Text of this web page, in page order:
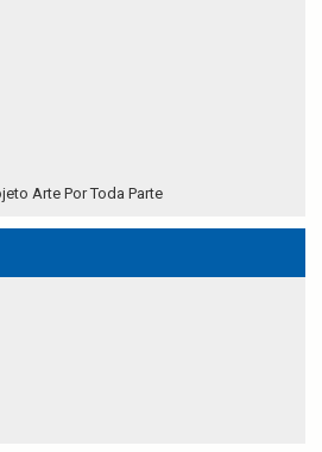
Arte Por Toda Parte